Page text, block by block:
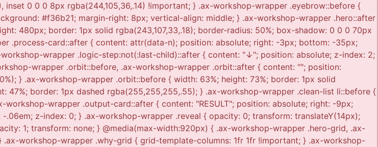
0 0 0 8px rgba(244,105,36,.14) !important; } .ax-workshop-wrapper .eyebrow::before {
#f36b21; margin-right: 8px; vertical-align: middle; } .ax-workshop-wrapper .hero::after
480px; border: 1px solid rgba(243,107,33,.18); border-radius: 50%; box-shadow: 0 0 0 70px
.process-card::after { content: attr(data-n); position: absolute; right: -3px; bottom: -35px;
wrapper .logic-step:not(:last-child)::after { content: "↓"; position: absolute; z-index: 2;
wrapper .orbit::before, .ax-workshop-wrapper .orbit::after { content: ""; position:
} .ax-workshop-wrapper .orbit::before { width: 63%; height: 73%; border: 1px solid
border: 1px dashed rgba(255,255,255,.55); } .ax-workshop-wrapper .clean-list li::before {
wrapper .output-card::after { content: "RESULT"; position: absolute; right: -9px;
z-index: 0; } .ax-workshop-wrapper .reveal { opacity: 0; transform: translateY(14px);
1; transform: none; } @media(max-width:920px) { .ax-workshop-wrapper .hero-grid, .ax-
workshop-wrapper .why-grid { grid-template-columns: 1fr 1fr !important; } .ax-workshop-